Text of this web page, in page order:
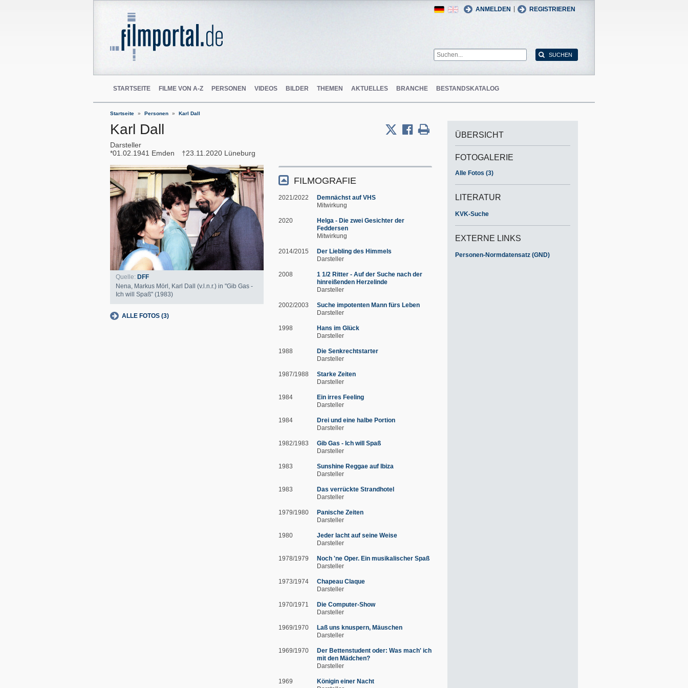
ANMELDEN REGISTRIEREN
English
German
STARTSEITE FILME VON A-Z PERSONEN VIDEOS BILDER THEMEN AKTUELLES BRANCHE BESTANDSKATALOG
Startseite Personen Karl Dall
Karl Dall
Darsteller
01.02.1941 Emden 23.11.2020 Lüneburg
Quelle: DFF
Nena, Markus Mörl, Karl Dall (v.l.n.r.) in "Gib Gas -
Ich will Spaß" (1983)
ALLE FOTOS (3)
FILMOGRAFIE
2021/2022
Demnächst auf VHS
Mitwirkung
2020
Helga - Die zwei Gesichter der
Feddersen
Mitwirkung
2014/2015
Der Liebling des Himmels
Darsteller
2008
1 1/2 Ritter - Auf der Suche nach der
hinreißenden Herzelinde
Darsteller
2002/2003
Suche impotenten Mann fürs Leben
Darsteller
1998
Hans im Glück
Darsteller
1988
Die Senkrechtstarter
Darsteller
1987/1988
Starke Zeiten
Darsteller
1984
Ein irres Feeling
Darsteller
1984
Drei und eine halbe Portion
Darsteller
1982/1983
Gib Gas - Ich will Spaß
Darsteller
1983
Sunshine Reggae auf Ibiza
Darsteller
1983
Das verrückte Strandhotel
Darsteller
1979/1980
Panische Zeiten
Darsteller
1980
Jeder lacht auf seine Weise
Darsteller
1978/1979
Noch 'ne Oper. Ein musikalischer Spaß
Darsteller
1973/1974
Chapeau Claque
Darsteller
1970/1971
Die Computer-Show
Darsteller
1969/1970
Laß uns knuspern, Mäuschen
Darsteller
1969/1970
Der Bettenstudent oder: Was mach' ich
mit den Mädchen?
Darsteller
1969
Königin einer Nacht
ÜBERSICHT
FOTOGALERIE
Alle Fotos (3)
LITERATUR
KVK-Suche
EXTERNE LINKS
Personen-Normdatensatz (GND)